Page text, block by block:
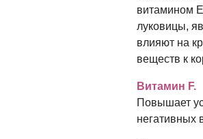
витамином
луковицы,
влияют на
веществ к
Витамин F.
Повышает
негативных